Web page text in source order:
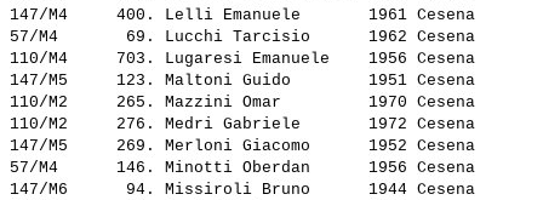
147/M4     400. Lelli Emanuele
1961 Cesena
57/M4       69. Lucchi Tarcisio
1962 Cesena
110/M4     703. Lugaresi Emanuele
1956 Cesena
147/M5     123. Maltoni Guido
1951 Cesena
110/M2     265. Mazzini Omar
1970 Cesena
110/M2     276. Medri Gabriele
1972 Cesena
147/M5     269. Merloni Giacomo
1952 Cesena
57/M4      146. Minotti Oberdan
1956 Cesena
147/M6      94. Missiroli Bruno
1944 Cesena